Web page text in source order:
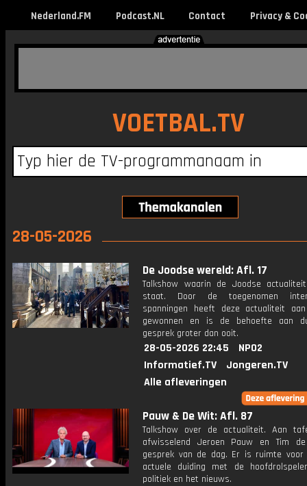
Nederland.FM Podcast.NL Contact Privacy &
VOETBAL.TV
28-05-2026
De Joodse wereld: Afl. 17
Talkshow waarin de Joodse
staat. Door de toegenomen
spanningen heeft deze actualiteit
gewonnen en is de behoefte aan
gesprek groter dan ooit.
28-05-2026 22:45
NPO2
Informatief.TV
Jongeren.TV
Alle afleveringen
Pauw & De Wit: Afl. 87
Talkshow over de actualiteit. Aan
afwisselend Jeroen Pauw en Tim
gesprek van de dag. Er is ruimte
actuele duiding met de
politiek en het nieuws.